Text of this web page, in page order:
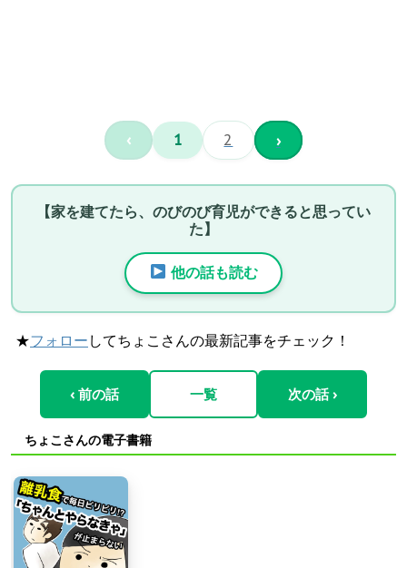
‹ 1 2 ›
【家を建てたら、のびのび育児ができると思ってい
た】
他の話も読む
★フォロー してちょこさんの最新記事をチェック！
‹ 前の話 一覧 次の話 ›
ちょこさんの電子書籍